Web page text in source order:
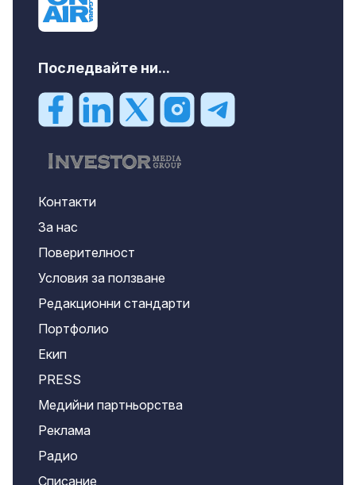
Последвайте ни...
Контакти
За нас
Поверителност
Условия за ползване
Редакционни стандарти
Портфолио
Екип
PRESS
Медийни партньорства
Реклама
Радио
Списание